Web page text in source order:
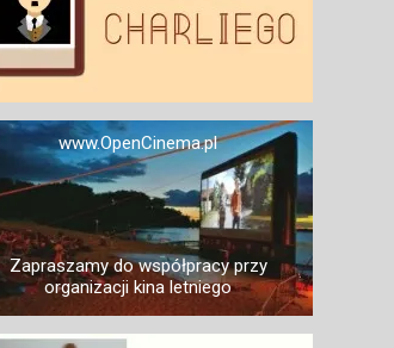
www.OpenCinema.pl
Zapraszamy do współpracy przy
organizacji kina letniego